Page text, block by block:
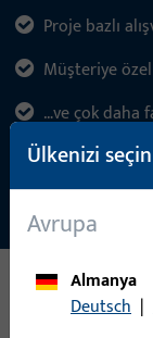
Proje bazlı
Müşteriye
…ve çok daha
Ülkenizi seçin
Avrupa
Almanya
Deutsch |